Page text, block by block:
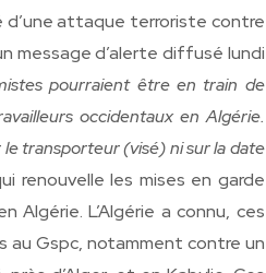
d’une attaque terroriste contre
message d’alerte diffusé lundi
pourraient être en train de
occidentaux en Algérie.
transporteur (visé) ni sur la date
renouvelle les mises en garde
Algérie. L’Algérie a connu, ces
au Gspc, notamment contre un